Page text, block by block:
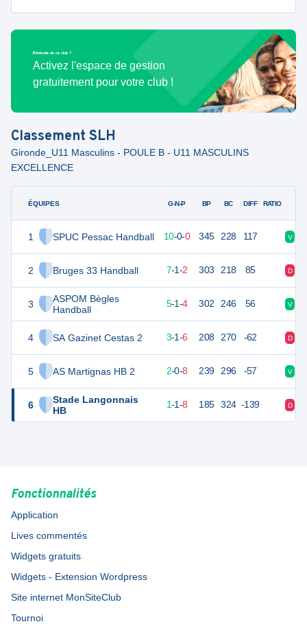
Bénévole de ce club ?
Activez l'espace de gestion
gratuitement pour votre club !
Classement SLH
Gironde_U11 Masculins - POULE B - U11 MASCULINS
EXCELLENCE
ÉQUIPES
1 SPUC Pessac Handball
2 Bruges 33 Handball
3
ASPOM Bègles
Handball
4 SA Gazinet Cestas 2
5 AS Martignas HB 2
6
Stade Langonnais
HB
G-N-P BP BC DIFF RATIO
30 10 10-0-0 345 228 117 V
25 7-1-2 303 218 85 D
5-1-4 302 246 56 V
17 3-1-6 208 270 -62 D
14 2-0-8 239 296 -57 V
13 1-1-8 185 324 -139 D
Fonctionnalités
Application
Lives commentés
Widgets gratuits
Widgets - Extension Wordpress
Site internet MonSiteClub
Tournoi